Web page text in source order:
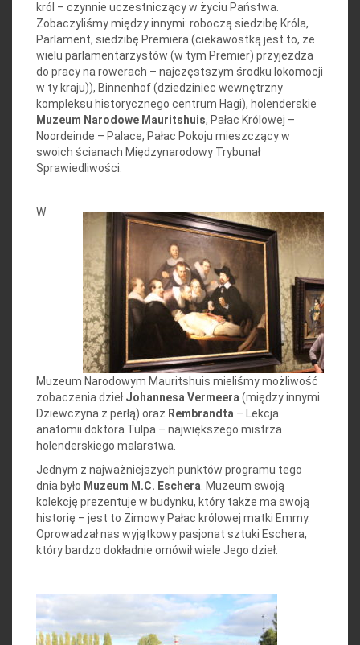
król – czynnie uczestniczący w życiu Państwa.
Zobaczyliśmy między innymi: roboczą siedzibę Króla,
Parlament, siedzibę Premiera (ciekawostką jest to, że
wielu parlamentarzystów (w tym Premier) przyjeżdża
do pracy na rowerach – najczęstszym środku lokomocji
w ty kraju)), Binnenhof (dziedziniec wewnętrzny
kompleksu historycznego centrum Hagi), holenderskie
Muzeum Narodowe Mauritshuis, Pałac Królowej –
Noordeinde – Palace, Pałac Pokoju mieszczący w
swoich ścianach Międzynarodowy Trybunał
Sprawiedliwości.
W
Muzeum Narodowym Mauritshuis mieliśmy możliwość
zobaczenia dzieł Johannesa Vermeera(między innymi
Dziewczyna z perłą) oraz Rembrandta – Lekcja
anatomii doktora Tulpa – największego mistrza
holenderskiego malarstwa.
Jednym z najważniejszych punktów programu tego
dnia było Muzeum M.C. Eschera. Muzeum swoją
kolekcję prezentuje w budynku, który także ma swoją
historię – jest to Zimowy Pałac królowej matki Emmy.
Oprowadzał nas wyjątkowy pasjonat sztuki Eschera,
który bardzo dokładnie omówił wiele Jego dzieł.